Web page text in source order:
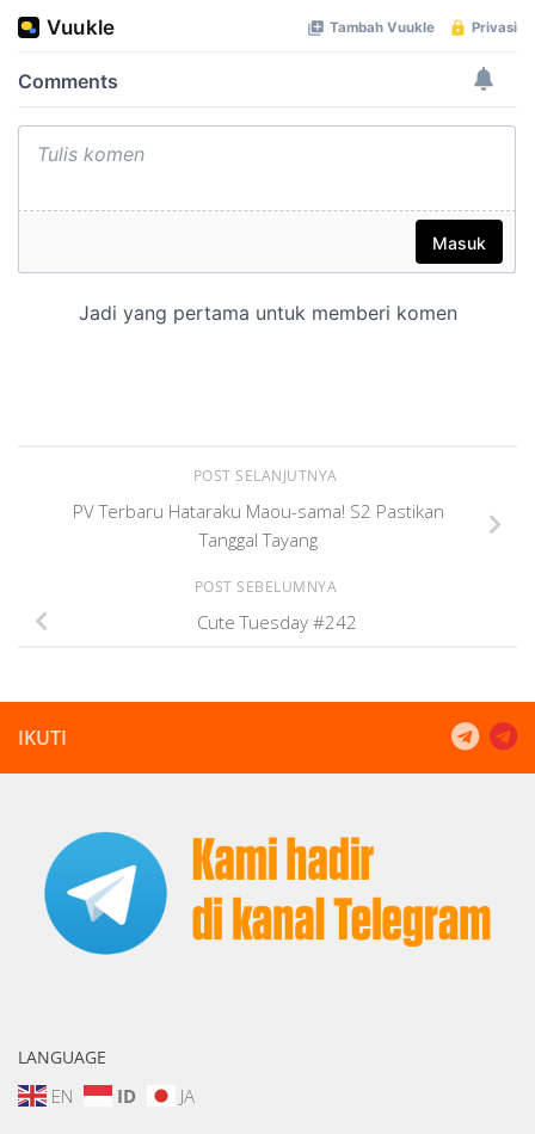
POST SELANJUTNYA
PV Terbaru Hataraku Maou-sama! S2 Pastikan
Tanggal Tayang
POST SEBELUMNYA
Cute Tuesday #242
IKUTI
LANGUAGE
EN ID JA